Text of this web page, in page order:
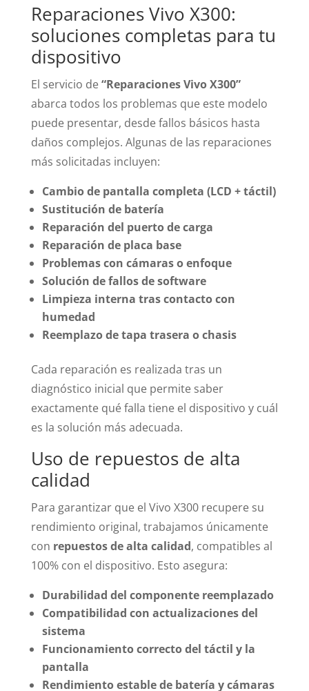
Reparaciones Vivo X300:
soluciones completas para tu
dispositivo
El servicio de“Reparaciones Vivo X300”
abarca todos los problemas que este modelo
puede presentar, desde fallos básicos hasta
daños complejos. Algunas de las reparaciones
más solicitadas incluyen:
Cambio de pantalla completa (LCD + táctil)
Sustitución de batería
Reparación del puerto de carga
Reparación de placa base
Problemas con cámaras o enfoque
Solución de fallos de software
Limpieza interna tras contacto con
humedad
Reemplazo de tapa trasera o chasis
Cada reparación es realizada tras un
diagnóstico inicial que permite saber
exactamente qué falla tiene el dispositivo y cuál
es la solución más adecuada.
Uso de repuestos de alta
calidad
Para garantizar que el Vivo X300 recupere su
rendimiento original, trabajamos únicamente
con repuestos de alta calidad, compatibles al
100% con el dispositivo. Esto asegura:
Durabilidad del componente reemplazado
Compatibilidad con actualizaciones del
sistema
Funcionamiento correcto del táctil y la
pantalla
Rendimiento estable de batería y cámaras